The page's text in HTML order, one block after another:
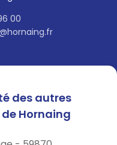
00
des autres
Hornaing